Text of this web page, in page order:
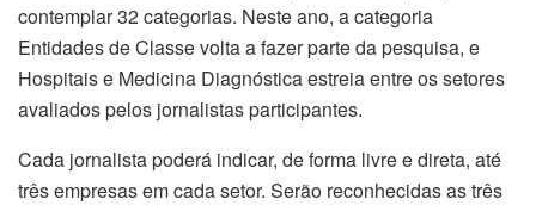
contemplar 32 categorias. Neste ano, a categoria
Entidades de Classe volta a fazer parte da pesquisa, e
Hospitais e Medicina Diagnóstica estreia entre os setores
avaliados pelos jornalistas participantes.
Cada jornalista poderá indicar, de forma livre e direta, até
três empresas em cada setor. Serão reconhecidas as três